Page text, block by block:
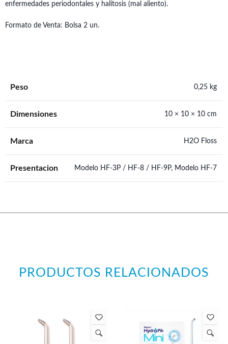
enfermedades periodontales y halitosis (mal aliento).
Formato de Venta: Bolsa 2 un.
Peso 0,25 kg
Dimensiones 10 × 10 × 10 cm
Marca H2O Floss
Presentacion Modelo HF-3P / HF-8 / HF-9P, Modelo HF-7
PRODUCTOS RELACIONADOS